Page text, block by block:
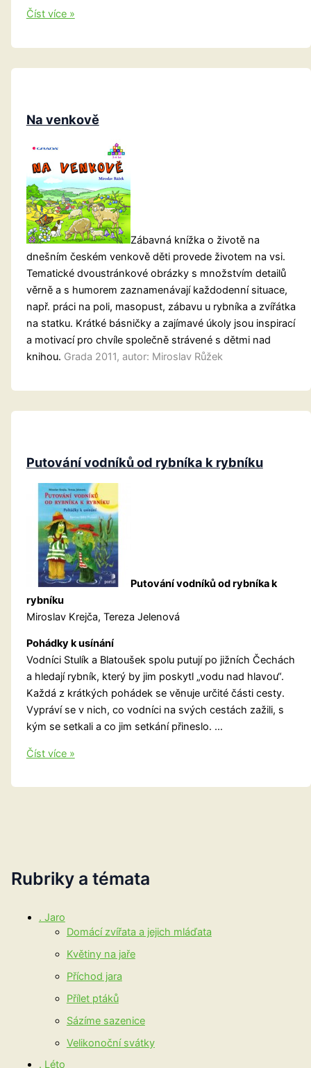
Rubriky a témata
. Jaro
Domácí zvířata a jejich mláďata
Květiny na jaře
Příchod jara
Přílet ptáků
Sázíme sazenice
Velikonoční svátky
. Léto
Ve
Číst více »
Na venkově
Zábavná knížka o životě na
dnešním českém venkově děti provede životem na vsi.
Tematické dvoustránkové obrázky s množstvím detailů
věrně a s humorem zaznamenávají každodenní situace,
např. práci na poli, masopust, zábavu u rybníka a zvířátka
na statku. Krátké básničky a zajímavé úkoly jsou inspirací
a motivací pro chvíle společně strávené s dětmi nad
knihou. Grada 2011, autor: Miroslav Růžek
Putování vodníků od rybníka k rybníku
Putování vodníků od rybníka k
rybníku
Miroslav Krejča, Tereza Jelenová
Pohádky k usínání
Vodníci Stulík a Blatoušek spolu putují po jižních Čechách
a hledají rybník, který by jim poskytl „vodu nad hlavou“.
Každá z krátkých pohádek se věnuje určité části cesty.
Vypráví se v nich, co vodníci na svých cestách zažili, s
kým se setkali a co jim setkání přineslo. …
Putování
od
Číst více »